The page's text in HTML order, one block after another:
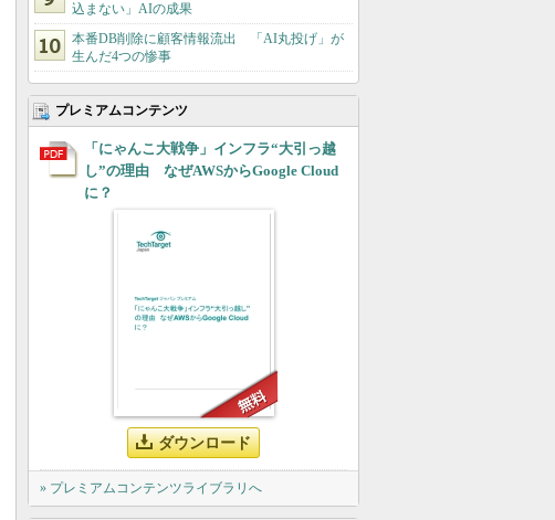
込まない」AIの成果
本番DB削除に顧客情報流出 「AI丸投げ」が
生んだ4つの惨事
プレミアムコンテンツ
「にゃんこ大戦争」インフラ“大引っ越
し”の理由 なぜAWSからGoogle Cloud
に？
ダウンロード
» プレミアムコンテンツライブラリへ